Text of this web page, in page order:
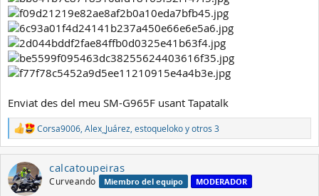
Enviat des del meu SM-G965F usant Tapatalk
R
e
a
c
c
i
Corsa9006 Alex_Juárez estoquelokoy otros 3
calcatoupeiras
Curveando Miembro del equipo MODERADOR